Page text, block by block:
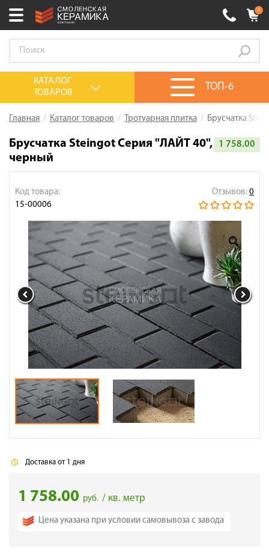
Выберите ваш город:
+7 (4812) 548-777
0 товаров на сумму0.00руб.
Акции
О компании
Сервис
Оплата
Доставка
Сотрудничество
Галерея объектов
Контакты
0
ТОП-6
КАТАЛОГ
ТОВАРОВ
Главная Каталог товаров Тротуарная плитка Брусчатка
Брусчатка Steingot Серия "ЛАЙТ 40",
черный
1 758.00
Отзывов: 0
Код товара:
15-00006
Доставка от 1 дня
1 758.00 руб. / кв. метр
Цена указана при условии самовывоза с завода